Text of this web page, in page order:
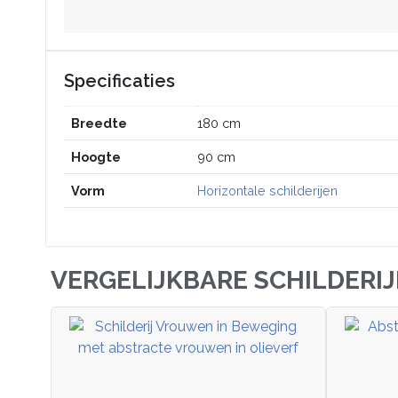
Specificaties
Breedte 180 cm
Hoogte 90 cm
Vorm Horizontale schilderijen
VERGELIJKBARE